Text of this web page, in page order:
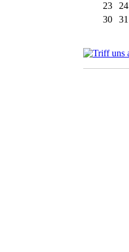
23
24
30
31